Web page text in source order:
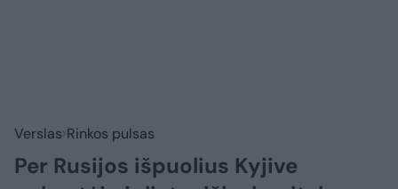
Verslas Rinkos pulsas
Per Rusijos išpuolius Kyjive